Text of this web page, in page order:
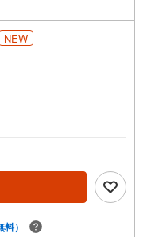
NEW
）